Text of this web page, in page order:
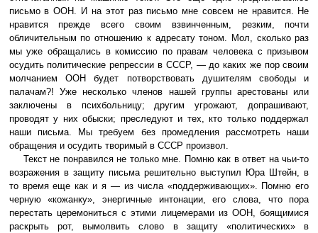
письмо в ООН. И на этот раз письмо мне совсем не нравится. Не
нравится прежде всего своим взвинченным, резким, почти
обличительным по отношению к адресату тоном. Мол, сколько раз
мы уже обращались в комиссию по правам человека с призывом
осудить политические репрессии в СССР, — до каких же пор своим
молчанием ООН будет потворствовать душителям свободы и
палачам?! Уже несколько членов нашей группы арестованы или
заключены в психбольницу; другим угрожают, допрашивают,
проводят у них обыски; преследуют и тех, кто только поддержал
наши письма. Мы требуем без промедления рассмотреть наши
обращения и осудить творимый в СССР произвол.
Текст не понравился не только мне. Помню как в ответ на чьи-то
возражения в защиту письма решительно выступил Юра Штейн, в
то время еще как и я — из числа «поддерживающих». Помню его
черную «кожанку», энергичные интонации, его слова, что пора
перестать церемониться с этими лицемерами из ООН, боящимися
раскрыть рот, вымолвить слово в защиту «политических» в